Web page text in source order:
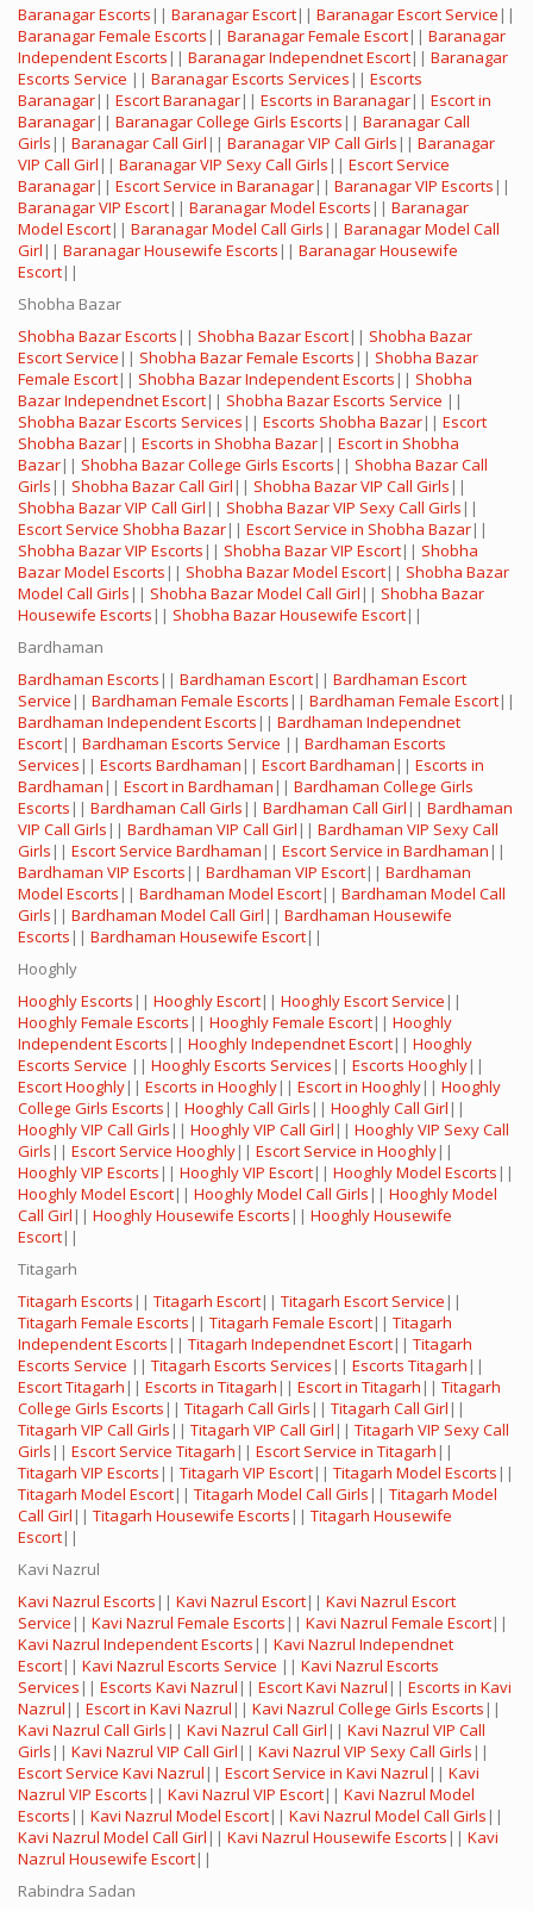
Baranagar Escorts || Baranagar Escort|| Baranagar Escort Service ||
Baranagar Female Escorts || Baranagar Female Escort|| Baranagar
Independent Escorts || Baranagar Independnet Escort|| Baranagar
Escorts Service || Baranagar Escorts Services || Escorts
Baranagar|| Escort Baranagar|| Escorts in Baranagar|| Escort in
Baranagar|| Baranagar College Girls Escorts || Baranagar Call
Girls || Baranagar Call Girl || Baranagar VIP Call Girls || Baranagar
VIP Call Girl || Baranagar VIP Sexy Call Girls || Escort Service
Baranagar|| Escort Service in Baranagar|| Baranagar VIP Escorts ||
Baranagar VIP Escort|| Baranagar Model Escorts || Baranagar
Model Escort|| Baranagar Model Call Girls || Baranagar Model Call
Girl || Baranagar Housewife Escorts || Baranagar Housewife
Escort||
Shobha Bazar
Shobha Bazar Escorts || Shobha Bazar Escort|| Shobha Bazar
Escort Service || Shobha Bazar Female Escorts || Shobha Bazar
Female Escort|| Shobha Bazar Independent Escorts || Shobha
Bazar Independnet Escort|| Shobha Bazar Escorts Service ||
Shobha Bazar Escorts Services || Escorts Shobha Bazar|| Escort
Shobha Bazar|| Escorts in Shobha Bazar|| Escort in Shobha
Bazar|| Shobha Bazar College Girls Escorts || Shobha Bazar Call
Girls || Shobha Bazar Call Girl || Shobha Bazar VIP Call Girls ||
Shobha Bazar VIP Call Girl || Shobha Bazar VIP Sexy Call Girls ||
Escort Service Shobha Bazar|| Escort Service in Shobha Bazar||
Shobha Bazar VIP Escorts || Shobha Bazar VIP Escort|| Shobha
Bazar Model Escorts || Shobha Bazar Model Escort|| Shobha Bazar
Model Call Girls || Shobha Bazar Model Call Girl || Shobha Bazar
Housewife Escorts || Shobha Bazar Housewife Escort||
Bardhaman
Bardhaman Escorts || Bardhaman Escort|| Bardhaman Escort
Service || Bardhaman Female Escorts || Bardhaman Female Escort||
Bardhaman Independent Escorts || Bardhaman Independnet
Escort|| Bardhaman Escorts Service || Bardhaman Escorts
Services || Escorts Bardhaman || Escort Bardhaman || Escorts in
Bardhaman || Escort in Bardhaman || Bardhaman College Girls
Escorts || Bardhaman Call Girls || Bardhaman Call Girl || Bardhaman
VIP Call Girls || Bardhaman VIP Call Girl || Bardhaman VIP Sexy Call
Girls || Escort Service Bardhaman || Escort Service in Bardhaman ||
Bardhaman VIP Escorts || Bardhaman VIP Escort|| Bardhaman
Model Escorts || Bardhaman Model Escort|| Bardhaman Model Call
Girls || Bardhaman Model Call Girl || Bardhaman Housewife
Escorts || Bardhaman Housewife Escort||
Hooghly
Hooghly Escorts || Hooghly Escort|| Hooghly Escort Service ||
Hooghly Female Escorts || Hooghly Female Escort|| Hooghly
Independent Escorts || Hooghly Independnet Escort|| Hooghly
Escorts Service || Hooghly Escorts Services || Escorts Hooghly||
Escort Hooghly|| Escorts in Hooghly|| Escort in Hooghly|| Hooghly
College Girls Escorts || Hooghly Call Girls || Hooghly Call Girl ||
Hooghly VIP Call Girls || Hooghly VIP Call Girl || Hooghly VIP Sexy Call
Girls || Escort Service Hooghly|| Escort Service in Hooghly||
Hooghly VIP Escorts || Hooghly VIP Escort|| Hooghly Model Escorts ||
Hooghly Model Escort|| Hooghly Model Call Girls || Hooghly Model
Call Girl || Hooghly Housewife Escorts || Hooghly Housewife
Escort||
Titagarh
Titagarh Escorts || Titagarh Escort|| Titagarh Escort Service ||
Titagarh Female Escorts || Titagarh Female Escort|| Titagarh
Independent Escorts || Titagarh Independnet Escort|| Titagarh
Escorts Service || Titagarh Escorts Services || Escorts Titagarh ||
Escort Titagarh || Escorts in Titagarh || Escort in Titagarh || Titagarh
College Girls Escorts || Titagarh Call Girls || Titagarh Call Girl ||
Titagarh VIP Call Girls || Titagarh VIP Call Girl || Titagarh VIP Sexy Call
Girls || Escort Service Titagarh || Escort Service in Titagarh ||
Titagarh VIP Escorts || Titagarh VIP Escort|| Titagarh Model Escorts ||
Titagarh Model Escort|| Titagarh Model Call Girls || Titagarh Model
Call Girl || Titagarh Housewife Escorts || Titagarh Housewife
Escort||
Kavi Nazrul
Kavi Nazrul Escorts || Kavi Nazrul Escort|| Kavi Nazrul Escort
Service || Kavi Nazrul Female Escorts || Kavi Nazrul Female Escort||
Kavi Nazrul Independent Escorts || Kavi Nazrul Independnet
Escort|| Kavi Nazrul Escorts Service || Kavi Nazrul Escorts
Services || Escorts Kavi Nazrul || Escort Kavi Nazrul || Escorts in Kavi
Nazrul || Escort in Kavi Nazrul || Kavi Nazrul College Girls Escorts ||
Kavi Nazrul Call Girls || Kavi Nazrul Call Girl || Kavi Nazrul VIP Call
Girls || Kavi Nazrul VIP Call Girl || Kavi Nazrul VIP Sexy Call Girls ||
Escort Service Kavi Nazrul || Escort Service in Kavi Nazrul || Kavi
Nazrul VIP Escorts || Kavi Nazrul VIP Escort|| Kavi Nazrul Model
Escorts || Kavi Nazrul Model Escort|| Kavi Nazrul Model Call Girls ||
Kavi Nazrul Model Call Girl || Kavi Nazrul Housewife Escorts || Kavi
Nazrul Housewife Escort||
Rabindra Sadan